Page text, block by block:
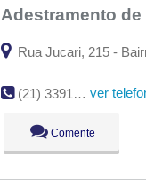
Adestramento de
Rua Jucari, 215 -
(21) 3391-9440 ver
Comente